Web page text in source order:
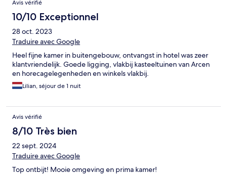
Avis vérifié
10/10 Exceptionnel
28 oct. 2023
Traduire avec Google
Heel fijne kamer in buitengebouw, ontvangst in hotel was zeer
klantvriendelijk. Goede ligging, vlakbij kasteeltuinen van Arcen
en horecagelegenheden en winkels vlakbij.
Lilian, séjour de 1 nuit
Avis vérifié
8/10 Très bien
22 sept. 2024
Traduire avec Google
Top ontbijt! Mooie omgeving en prima kamer!